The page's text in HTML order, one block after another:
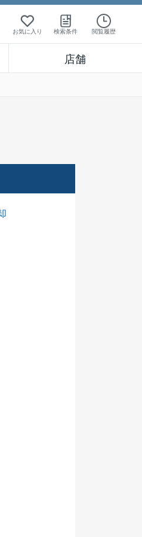
お気に入り 検索条件 閲覧履歴
店舗